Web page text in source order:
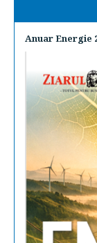
Anuar Energie